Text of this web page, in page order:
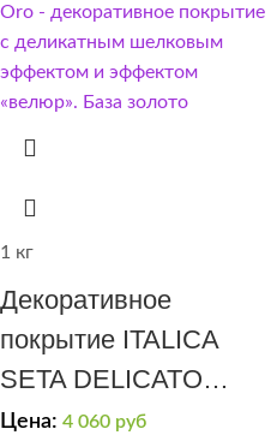
1 кг
Декоративное
покрытие ITALICA
SETA DELICATO
(эффект “мягкий
Цена: 4 060 руб